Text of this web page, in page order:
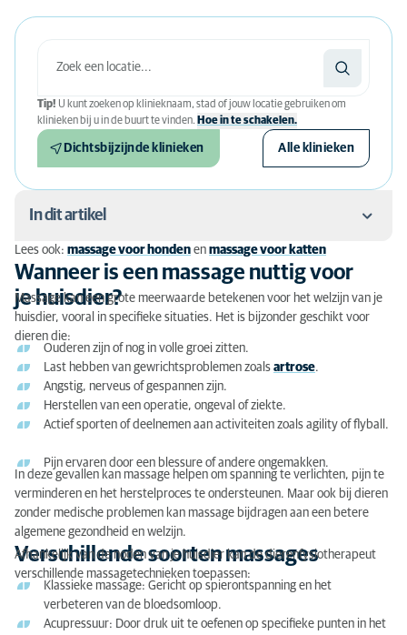
Tip! U kunt zoeken op klinieknaam, stad of jouw locatie gebruiken om
klinieken bij u in de buurt te vinden. Hoe in te schakelen.
Dichtsbijzijnde klinieken Alle klinieken
In dit artikel
Wanneer is een massage nuttig voor je huisdier?
Verschillende soorten massages
Voordelen van massage voor je huisdier
Zijn er nadelen?
Wat kost een massage voor je huisdier?
Een waardevolle aanvulling op de zorg
Lees ook: massage voor honden en massage voor katten
Wanneer is een massage nuttig voor
je huisdier?
Massage kan een grote meerwaarde betekenen voor het welzijn van je
huisdier, vooral in specifieke situaties. Het is bijzonder geschikt voor
dieren die:
Ouderen zijn of nog in volle groei zitten.
Last hebben van gewrichtsproblemen zoals artrose.
Angstig, nerveus of gespannen zijn.
Herstellen van een operatie, ongeval of ziekte.
Actief sporten of deelnemen aan activiteiten zoals agility of flyball.
Pijn ervaren door een blessure of andere ongemakken.
In deze gevallen kan massage helpen om spanning te verlichten, pijn te
verminderen en het herstelproces te ondersteunen. Maar ook bij dieren
zonder medische problemen kan massage bijdragen aan een betere
algemene gezondheid en welzijn.
Verschillende soorten massages
Afhankelijk van de noden van je huisdier kan de dierenfysiotherapeut
verschillende massagetechnieken toepassen:
Klassieke massage: Gericht op spierontspanning en het
verbeteren van de bloedsomloop.
Acupressuur: Door druk uit te oefenen op specifieke punten in het